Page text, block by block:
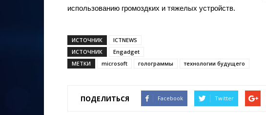
использованию громоздких и тяжелых устройств.
ИСТОЧНИК
ICTNEWS
ИСТОЧНИК
Engadget
МЕТКИ
microsoft голограммы технологии будущего
ПОДЕЛИТЬСЯ Facebook Twitter